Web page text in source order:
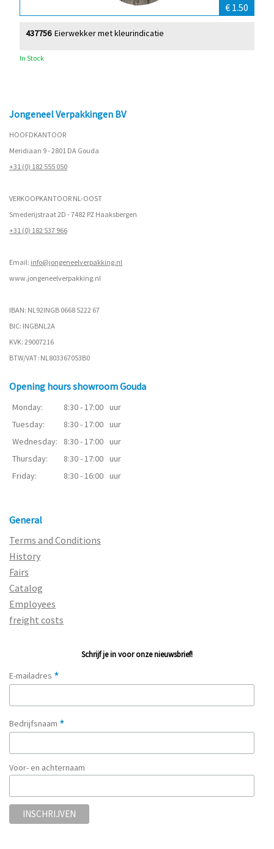
€ 1.50
Eierwekker met kleurindicatie
437756
In Stock
Jongeneel Verpakkingen BV
HOOFDKANTOOR
Meridiaan 9 - 2801 DA Gouda
+31 (0) 182 555 050
VERKOOPKANTOOR NL-OOST
Smederijstraat 2D - 7482 PZ Haaksbergen
+31 (0) 182 537 966
Email: info@jongeneelverpakking.nl
www.jongeneelverpakking.nl
IBAN: NL92INGB 0668 5222 67
BIC: INGBNL2A
KVK: 29007216
BTW/VAT: NL803367053B0
Opening hours showroom Gouda
Monday: 8:30 - 17:00 uur
Tuesday:
8:30 - 17:00 uur
Wednesday:
8:30 - 17:00 uur
Thursday:
8:30 - 17:00 uur
Friday:
8:30 - 16:00 uur
General
Terms and Conditions
History
Fairs
Catalog
Employees
freight costs
Schrijf je in voor onze nieuwsbrief!
E-mailadres *
Bedrijfsnaam *
Voor- en achternaam